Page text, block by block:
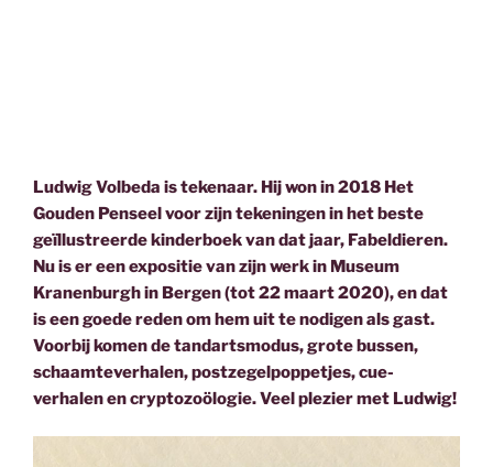
Ludwig Volbeda is tekenaar. Hij won in 2018 Het
Gouden Penseel voor zijn tekeningen in het beste
geïllustreerde kinderboek van dat jaar, Fabeldieren.
Nu is er een expositie van zijn werk in Museum
Kranenburgh in Bergen (tot 22 maart 2020), en dat
is een goede reden om hem uit te nodigen als gast.
Voorbij komen de tandartsmodus, grote bussen,
schaamteverhalen, postzegelpoppetjes, cue-
verhalen en cryptozoölogie. Veel plezier met Ludwig!